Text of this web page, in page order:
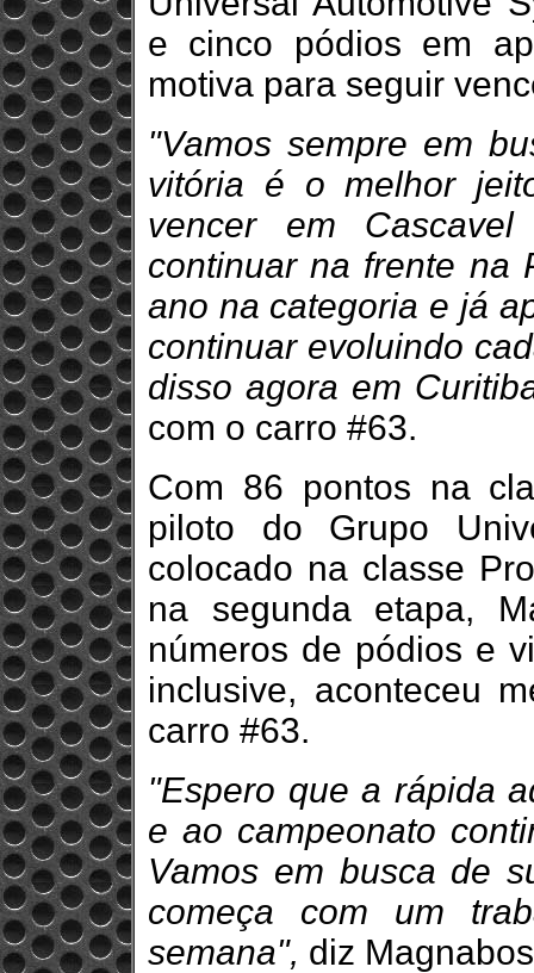
e cinco pódios em
motiva para seguir
"Vamos sempre em
vitória é o melhor
vencer em
continuar na frente na
ano na categoria e já
continuar evoluindo
disso agora em
com o carro #63.
Com 86 pontos na
piloto do Grupo
colocado na classe
na segunda etapa,
números de pódios e
inclusive, aconteceu
carro #63.
"Espero que a rápida
e ao campeonato
Vamos em busca de
começa com um
semana", diz